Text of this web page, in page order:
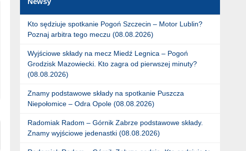
Kto sędziuje spotkanie Pogoń Szczecin – Motor Lublin?
Poznaj arbitra tego meczu (08.08.2026)
Wyjściowe składy na mecz Miedź Legnica – Pogoń
Grodzisk Mazowiecki. Kto zagra od pierwszej minuty?
(08.08.2026)
Znamy podstawowe składy na spotkanie Puszcza
Niepołomice – Odra Opole (08.08.2026)
Radomiak Radom – Górnik Zabrze podstawowe składy.
Znamy wyjściowe jedenastki (08.08.2026)